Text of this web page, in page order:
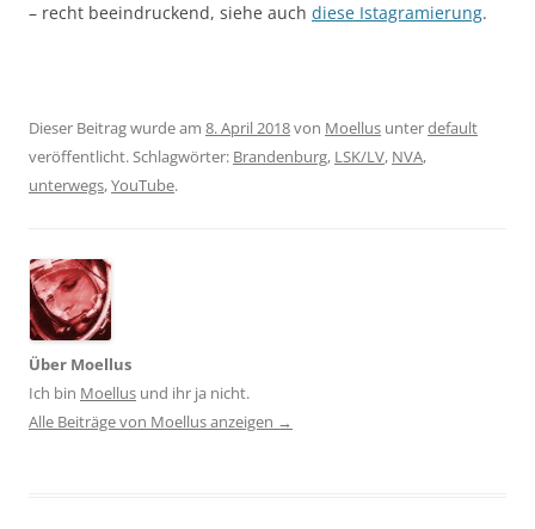
– recht beeindruckend, siehe auch diese Istagramierung.
Dieser Beitrag wurde am 8. April 2018von Moellus unterdefault
veröffentlicht. Schlagwörter: Brandenburg, LSK/LV, NVA,
unterwegs,YouTube.
Über Moellus
Ich bin Moellus und ihr ja nicht.
Alle Beiträge von Moellus anzeigen →